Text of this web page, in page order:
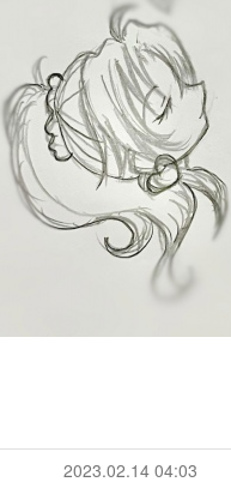
2023.02.14 04:03